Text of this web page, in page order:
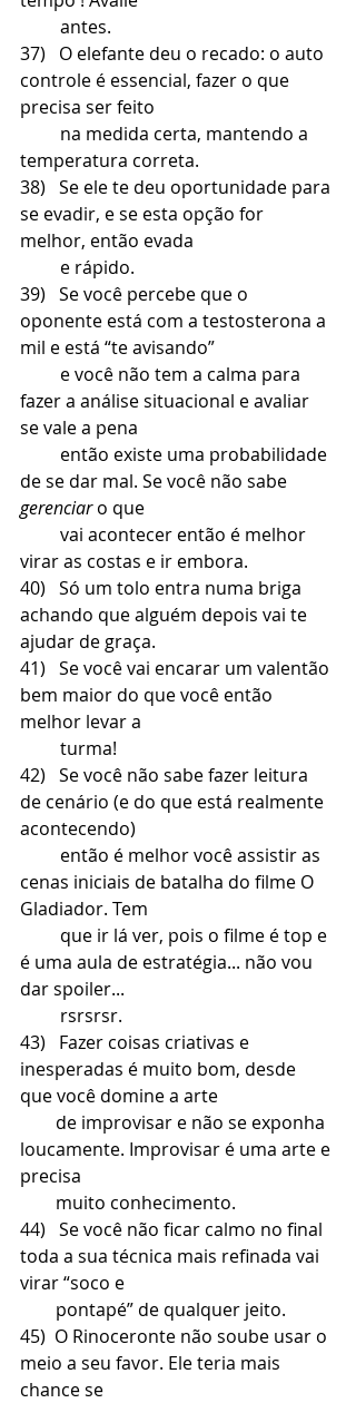
         antes.
37)   O elefante deu o recado: o auto
controle é essencial, fazer o que
precisa ser feito
temperatura correta.
38)   Se ele te deu oportunidade para
se evadir, e se esta opção for
melhor, então evada
         e rápido.
39)   Se você percebe que o
oponente está com a testosterona a
mil e está “te avisando”
fazer a análise situacional e avaliar
se vale a pena
de se dar mal. Se você não sabe
gerenciar o que
virar as costas e ir embora.
40)   Só um tolo entra numa briga
achando que alguém depois vai te
ajudar de graça.
41)   Se você vai encarar um valentão
bem maior do que você então
melhor levar a
         turma!
42)   Se você não sabe fazer leitura
de cenário (e do que está realmente
acontecendo)
cenas iniciais de batalha do filme O
Gladiador. Tem
é uma aula de estratégia... não vou
dar spoiler...
         rsrsrsr.
43)   Fazer coisas criativas e
inesperadas é muito bom, desde
que você domine a arte
loucamente. Improvisar é uma arte e
precisa
        muito conhecimento.
44)   Se você não ficar calmo no final
toda a sua técnica mais refinada vai
virar “soco e
        pontapé” de qualquer jeito.
45)  O Rinoceronte não soube usar o
meio a seu favor. Ele teria mais
chance se